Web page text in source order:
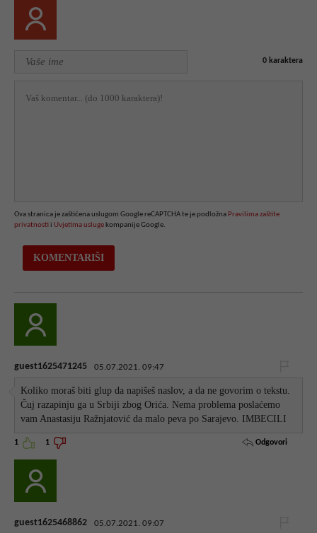
0 karaktera
Ova stranica je zaštićena uslugom Google reCAPTCHA te je podložna Pravilima zaštite
privatnosti i Uvjetima usluge kompanije Google.
guest1625471245 05.07.2021. 09:47
Koliko moraš biti glup da napišeš naslov, a da ne govorim o tekstu.
Čuj razapinju ga u Srbiji zbog Orića. Nema problema poslaćemo
vam Anastasiju Ražnjatović da malo peva po Sarajevo. IMBECILI
1 1 Odgovori
guest1625468862 05.07.2021. 09:07